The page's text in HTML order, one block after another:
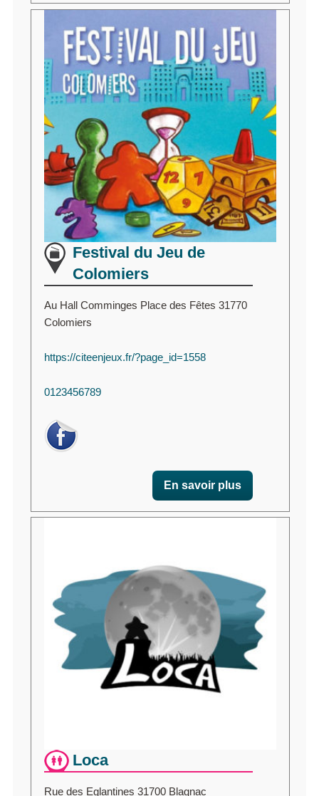
Festival du Jeu de
Colomiers
Au Hall Comminges Place des Fêtes 31770
Colomiers
https://citeenjeux.fr/?page_id=1558
0123456789
En savoir plus
Loca
Rue des Eglantines 31700 Blagnac